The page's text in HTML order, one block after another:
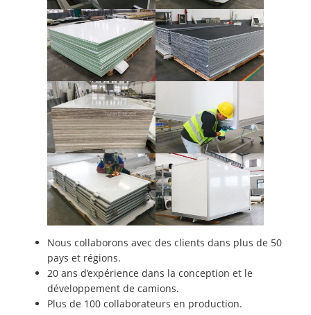
Nous collaborons avec des clients dans plus de 50
pays et régions.
20 ans d’expérience dans la conception et le
développement de camions.
Plus de 100 collaborateurs en production.